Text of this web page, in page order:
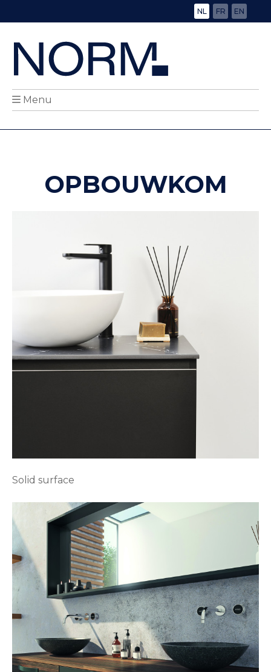
NL FR EN
Menu
OPBOUWKOM
Solid surface